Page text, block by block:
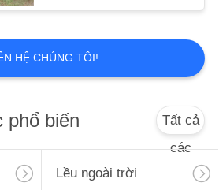
thả vải
10
HỆ CHÚNG TÔI!
phổ biến
Tất cả
các
Lều ngoài trời